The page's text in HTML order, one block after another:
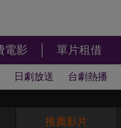
電影 單片租借
日劇放送 台劇熱播
推薦影片